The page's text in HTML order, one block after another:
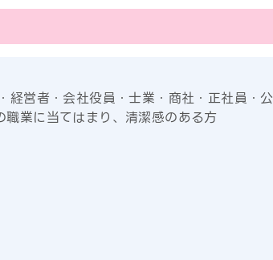
営者・会社役員・士業・商社・正社員・公
業に当てはまり、清潔感のある方